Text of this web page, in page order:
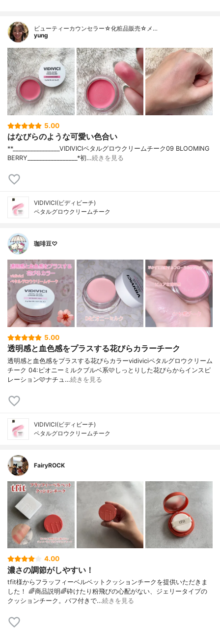
ビューティーカウンセラー☆化粧品販売☆メ…
yung
5.00
はなびらのような可愛い色合い
**⁡________________⁡⁡VIDIVICI⁡ペタルグロウクリームチーク09 BLOOMING
BERRY⁡_________________*初…続きを見る
VIDIVICI(ビディビーチ)
ペタルグロウクリームチーク
珈琲豆♡
5.00
透明感と血色感をプラスする花びらカラーチーク
透明感と血色感をプラスする花びらカラーvidiviciペタルグロウクリーム
チーク 04:ピオニーミルクブルベ系🩷しっとりした花びらからインスピ
レーション🩷ナチュ…続きを見る
VIDIVICI(ビディビーチ)
ペタルグロウクリームチーク
FairyROCK
4.00
濃さの調節がしやすい！
tfit様からフラッフィーベルベットクッションチークを提供いただきま
した！ 🌈商品説明🌈砕けたり粉飛びの心配がない、ジェリータイプの
クッションチーク。バフ付きで…続きを見る